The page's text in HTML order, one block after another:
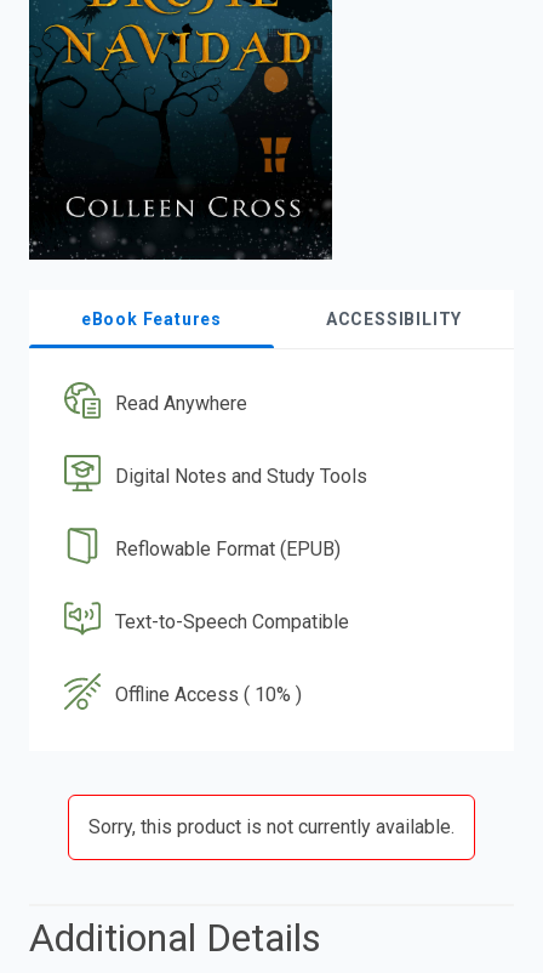
eBook Features ACCESSIBILITY
Read Anywhere
Digital Notes and Study Tools
Reflowable Format (EPUB)
Text-to-Speech Compatible
Offline Access ( 10% )
Sorry, this product is not currently available.
Additional Details